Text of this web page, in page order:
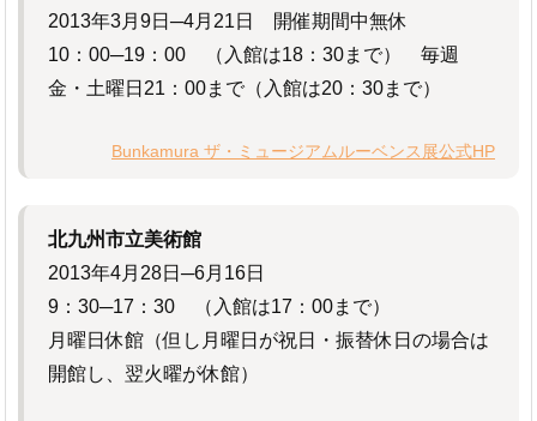
2013年3月9日─4月21日 開催期間中無休
10：00─19：00 （入館は18：30まで） 毎週
金・土曜日21：00まで（入館は20：30まで）
Bunkamura ザ・ミュージアムルーベンス展公式HP
北九州市立美術館
2013年4月28日─6月16日
9：30─17：30 （入館は17：00まで）
月曜日休館（但し月曜日が祝日・振替休日の場合は
開館し、翌火曜が休館）